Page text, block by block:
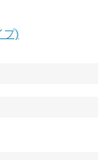
プ)